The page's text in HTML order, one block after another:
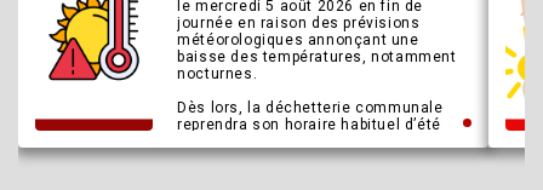
le mercredi 5 août 2026 en fin de
journée en raison des prévisions
météorologiques annonçant une
baisse des températures, notamment
nocturnes.
Dès lors, la déchetterie communale
reprendra son horaire habituel d’été
16h00.